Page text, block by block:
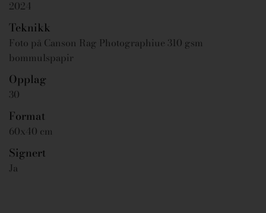
2024
Teknikk
Foto på Canson Rag Photographiue 310 gsm
bommulspapir
Opplag
30
Format
60x40 cm
Signert
Ja